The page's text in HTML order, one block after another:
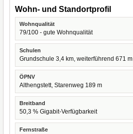
Wohn- und Standortprofil
Wohnqualität
79/100 - gute Wohnqualität
Schulen
Grundschule 3,4 km, weiterführend 671 m
ÖPNV
Althengstett, Starenweg 189 m
Breitband
50,3 % Gigabit-Verfügbarkeit
Fernstraße